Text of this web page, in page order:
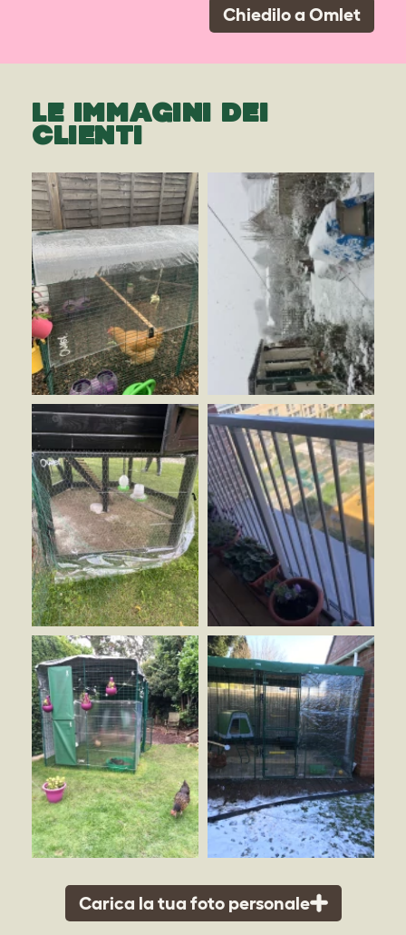
Chiedilo a Omlet
LE IMMAGINI DEI
CLIENTI
Carica la tua foto personale